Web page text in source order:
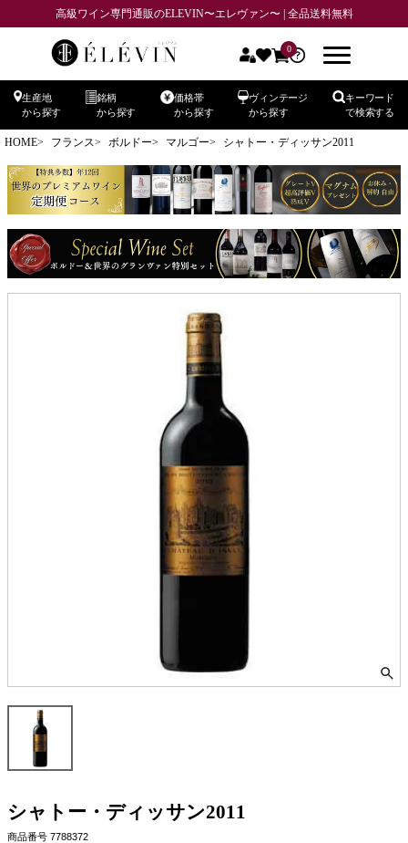
高級ワイン専門通販のELEVIN〜エレヴァン〜 | 全品送料無料
0
生産地
から探す
銘柄
から探す
価格帯
から探す
ヴィンテージ
から探す
キーワード
で検索する
HOME フランス ボルドー マルゴー シャトー・ディッサン2011
シャトー・ディッサン2011
商品番号 7788372